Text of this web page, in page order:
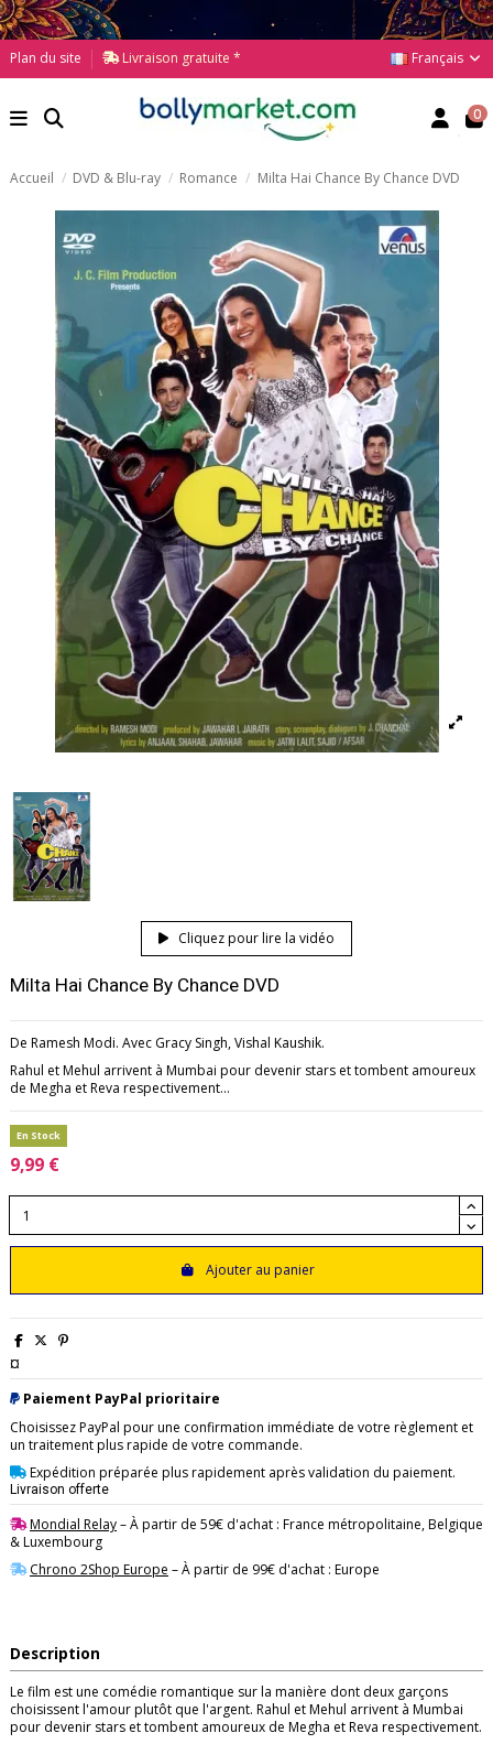
Plan du site Livraison gratuite * Français
0
Accueil DVD & Blu-ray Romance Milta Hai Chance By Chance DVD
Cliquez pour lire la vidéo
Milta Hai Chance By Chance DVD
De Ramesh Modi. Avec Gracy Singh, Vishal Kaushik.
Rahul et Mehul arrivent à Mumbai pour devenir stars et tombent amoureux
de Megha et Reva respectivement...
En Stock
9,99 €
Ajouter au panier
¤
Paiement PayPal prioritaire
Choisissez PayPal pour une confirmation immédiate de votre règlement et
un traitement plus rapide de votre commande.
Expédition préparée plus rapidement après validation du paiement.
Livraison offerte
Mondial Relay– À partir de 59€ d'achat : France métropolitaine, Belgique
& Luxembourg
Chrono 2Shop Europe – À partir de 99€ d'achat : Europe
Description
Le film est une comédie romantique sur la manière dont deux garçons
choisissent l'amour plutôt que l'argent. Rahul et Mehul arrivent à Mumbai
pour devenir stars et tombent amoureux de Megha et Reva respectivement.